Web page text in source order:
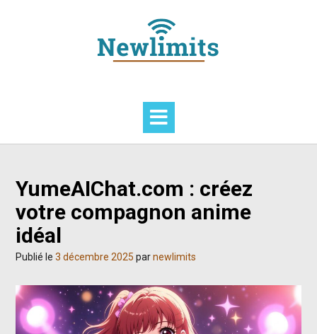
YumeAIChat.com : créez
votre compagnon anime
idéal
Publié le 3 décembre 2025 parnewlimits